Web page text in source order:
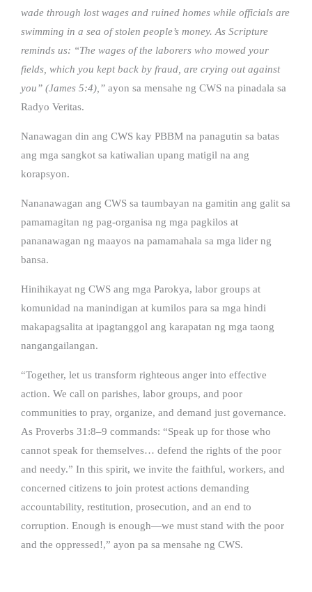
wade through lost wages and ruined homes while officials are
swimming in a sea of stolen people’s money. As Scripture
reminds us: “The wages of the laborers who mowed your
fields, which you kept back by fraud, are crying out against
you” (James 5:4),” ayon sa mensahe ng CWS na pinadala sa
Radyo Veritas.
Nanawagan din ang CWS kay PBBM na panagutin sa batas
ang mga sangkot sa katiwalian upang matigil na ang
korapsyon.
Nananawagan ang CWS sa taumbayan na gamitin ang galit sa
pamamagitan ng pag-organisa ng mga pagkilos at
pananawagan ng maayos na pamamahala sa mga lider ng
bansa.
Hinihikayat ng CWS ang mga Parokya, labor groups at
komunidad na manindigan at kumilos para sa mga hindi
makapagsalita at ipagtanggol ang karapatan ng mga taong
nangangailangan.
“Together, let us transform righteous anger into effective
action. We call on parishes, labor groups, and poor
communities to pray, organize, and demand just governance.
As Proverbs 31:8–9 commands: “Speak up for those who
cannot speak for themselves… defend the rights of the poor
and needy.” In this spirit, we invite the faithful, workers, and
concerned citizens to join protest actions demanding
accountability, restitution, prosecution, and an end to
corruption. Enough is enough—we must stand with the poor
and the oppressed!,” ayon pa sa mensahe ng CWS.